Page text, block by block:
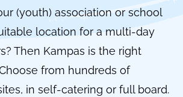
(youth) association or school
location for a multi-day
Then Kampas is the right
from hundreds of
in self-catering or full board.